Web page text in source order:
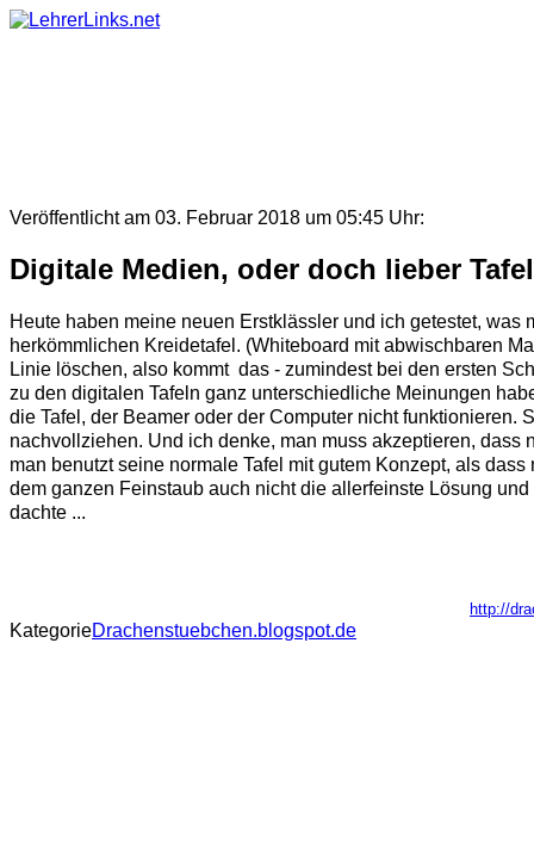
Skip
Veröffentlicht am 03. Februar 2018 um 05:45 Uhr:
Digitale Medien, oder doch lieber
Heute haben meine neuen Erstklässler und ich getestet,
herkömmlichen Kreidetafel. (Whiteboard mit abwischbaren
Linie löschen, also kommt das - zumindest bei den ersten
zu den digitalen Tafeln ganz unterschiedliche Meinungen
die Tafel, der Beamer oder der Computer nicht
nachvollziehen. Und ich denke, man muss akzeptieren,
man benutzt seine normale Tafel mit gutem Konzept, als
dem ganzen Feinstaub auch nicht die allerfeinste Lösung
dachte ...
http://
KategorieDrachenstuebchen.blogspot.de